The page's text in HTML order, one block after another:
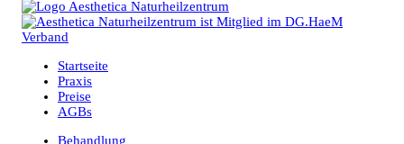
Startseite
Praxis
Preise
AGBs
Behandlung